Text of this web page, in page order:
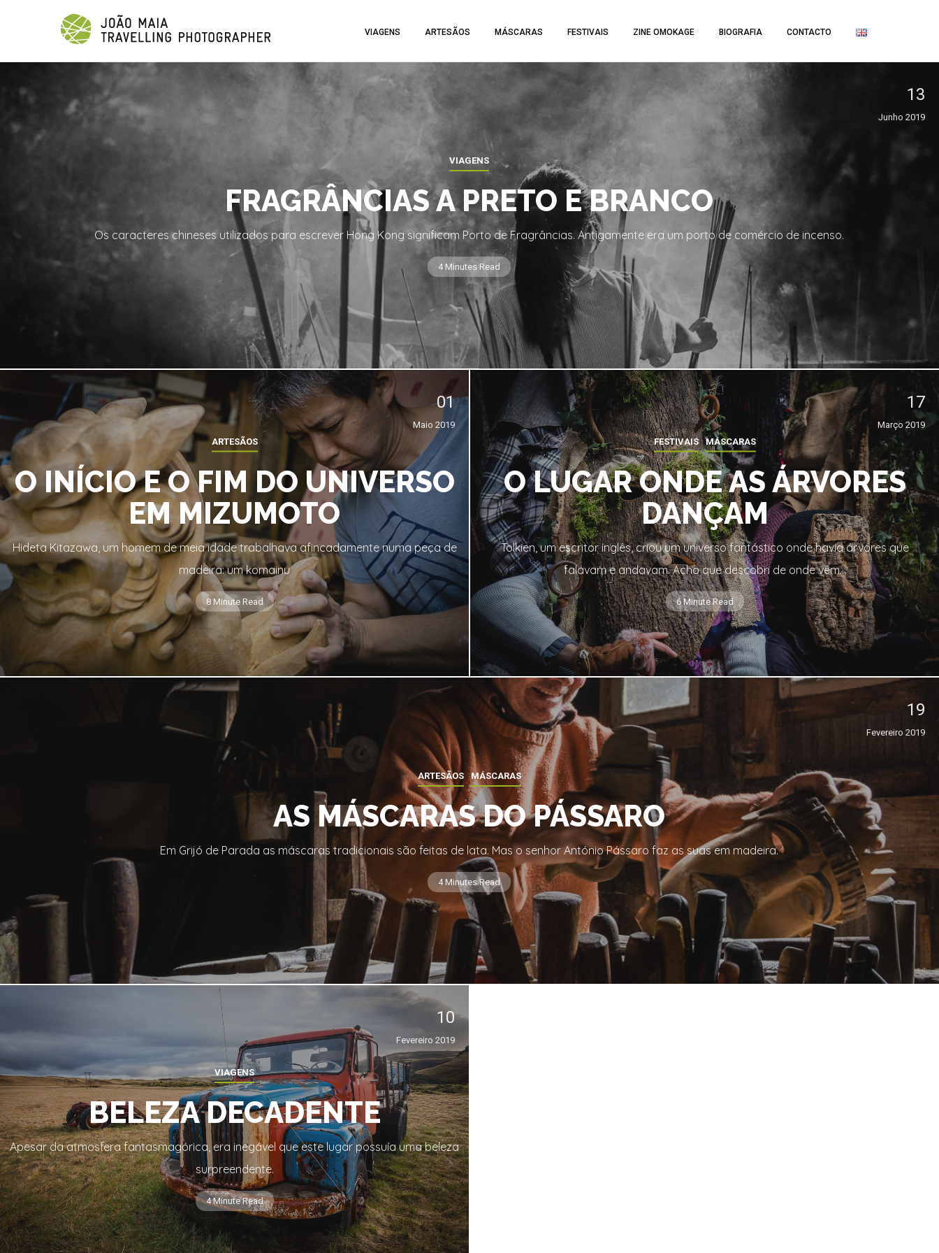
VIAGENS ARTESÃOS MÁSCARAS FESTIVAIS ZINE OMOKAGE BIOGRAFIA CONTACTO
13
Junho 2019
VIAGENS
FRAGRÂNCIAS A PRETO E BRANCO
Os caracteres chineses utilizados para escrever Hong Kong significam Porto de Fragrâncias. Antigamente era um porto de comércio de incenso.
4 Minutes Read
01
Maio 2019
ARTESÃOS
O INÍCIO E O FIM DO UNIVERSO
EM MIZUMOTO
Hideta Kitazawa, um homem de meia idade trabalhava afincadamente numa peça de
madeira: um komainu
8 Minute Read
17
Março 2019
FESTIVAIS
MÁSCARAS
O LUGAR ONDE AS ÁRVORES
DANÇAM
Tolkien, um escritor inglês, criou um universo fantástico onde havia árvores que
falavam e andavam. Acho que descobri de onde vêm…
6 Minute Read
19
Fevereiro 2019
ARTESÃOS MÁSCARAS
AS MÁSCARAS DO PÁSSARO
Em Grijó de Parada as máscaras tradicionais são feitas de lata. Mas o senhor António Pássaro faz as suas em madeira.
4 Minutes Read
10
Fevereiro 2019
VIAGENS
BELEZA DECADENTE
Apesar da atmosfera fantasmagórica, era inegável que este lugar possuía uma beleza
surpreendente.
4 Minute Read